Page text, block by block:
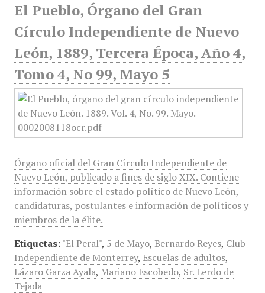
El Pueblo, Órgano del Gran
Círculo Independiente de Nuevo
León, 1889, Tercera Época, Año 4,
Tomo 4, No 99, Mayo 5
Órgano oficial del Gran Círculo Independiente de
Nuevo León, publicado a fines de siglo XIX. Contiene
información sobre el estado político de Nuevo León,
candidaturas, postulantes e información de políticos y
miembros de la élite.
Etiquetas: "El Peral", 5 de Mayo, Bernardo Reyes, Club
Independiente de Monterrey, Escuelas de adultos,
Lázaro Garza Ayala, Mariano Escobedo, Sr. Lerdo de
Tejada